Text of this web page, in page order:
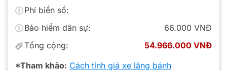
Phí biển số:
Bảo hiểm dân sự:
66.000 VNĐ
Tổng cộng:
54.966.000 VNĐ
*Tham khảo: Cách tính giá xe lăng bánh